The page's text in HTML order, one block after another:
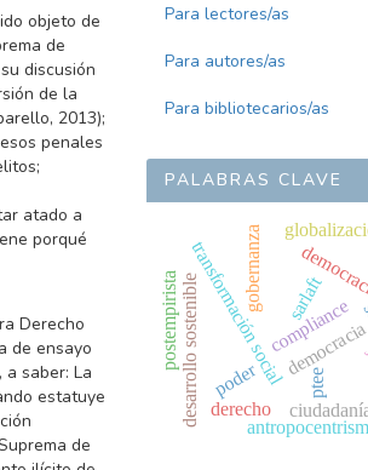
objeto de
de
discusión
de la
2013);
penales
atado a
porqué
Derecho
de ensayo
saber: La
estatuye
de
Para lectores/as
Para autores/as
Para bibliotecarios/as
PALABRAS CLAVE
democracia
transformación socialcompliance
sarlaft
ptee
gobernanza
desarrollo sostenible poder
postempirista
derecho